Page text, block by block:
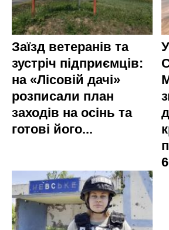
Заїзд ветеранів та
зустріч підприємців:
на «Лісовій дачі»
розписали план
заходів на осінь та
готові його...
У